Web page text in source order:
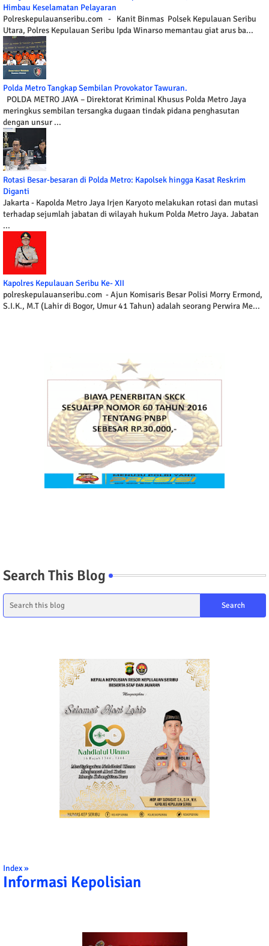
Himbau Keselamatan Pelayaran
Polreskepulauanseribu.com - Kanit Binmas Polsek Kepulauan Seribu
Utara, Polres Kepulauan Seribu Ipda Winarso memantau giat arus ba...
Polda Metro Tangkap Sembilan Provokator Tawuran.
POLDA METRO JAYA – Direktorat Kriminal Khusus Polda Metro Jaya
meringkus sembilan tersangka dugaan tindak pidana penghasutan
dengan unsur ...
Rotasi Besar-besaran di Polda Metro: Kapolsek hingga Kasat Reskrim
Diganti
Jakarta - Kapolda Metro Jaya Irjen Karyoto melakukan rotasi dan mutasi
terhadap sejumlah jabatan di wilayah hukum Polda Metro Jaya. Jabatan
...
Kapolres Kepulauan Seribu Ke- XII
polreskepulauanseribu.com - Ajun Komisaris Besar Polisi Morry Ermond,
S.I.K., M.T (Lahir di Bogor, Umur 41 Tahun) adalah seorang Perwira Me...
Search This Blog
Index »
Informasi Kepolisian